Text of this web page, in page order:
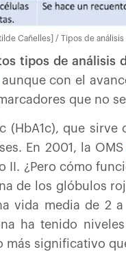
Cañelles] / Tipos de
tipos de análisis
aunque con el
que no
(HbA1c), que
En 2001, la
II. ¿Pero cómo
de los glóbulos
vida media de 2
ha tenido
más significativo